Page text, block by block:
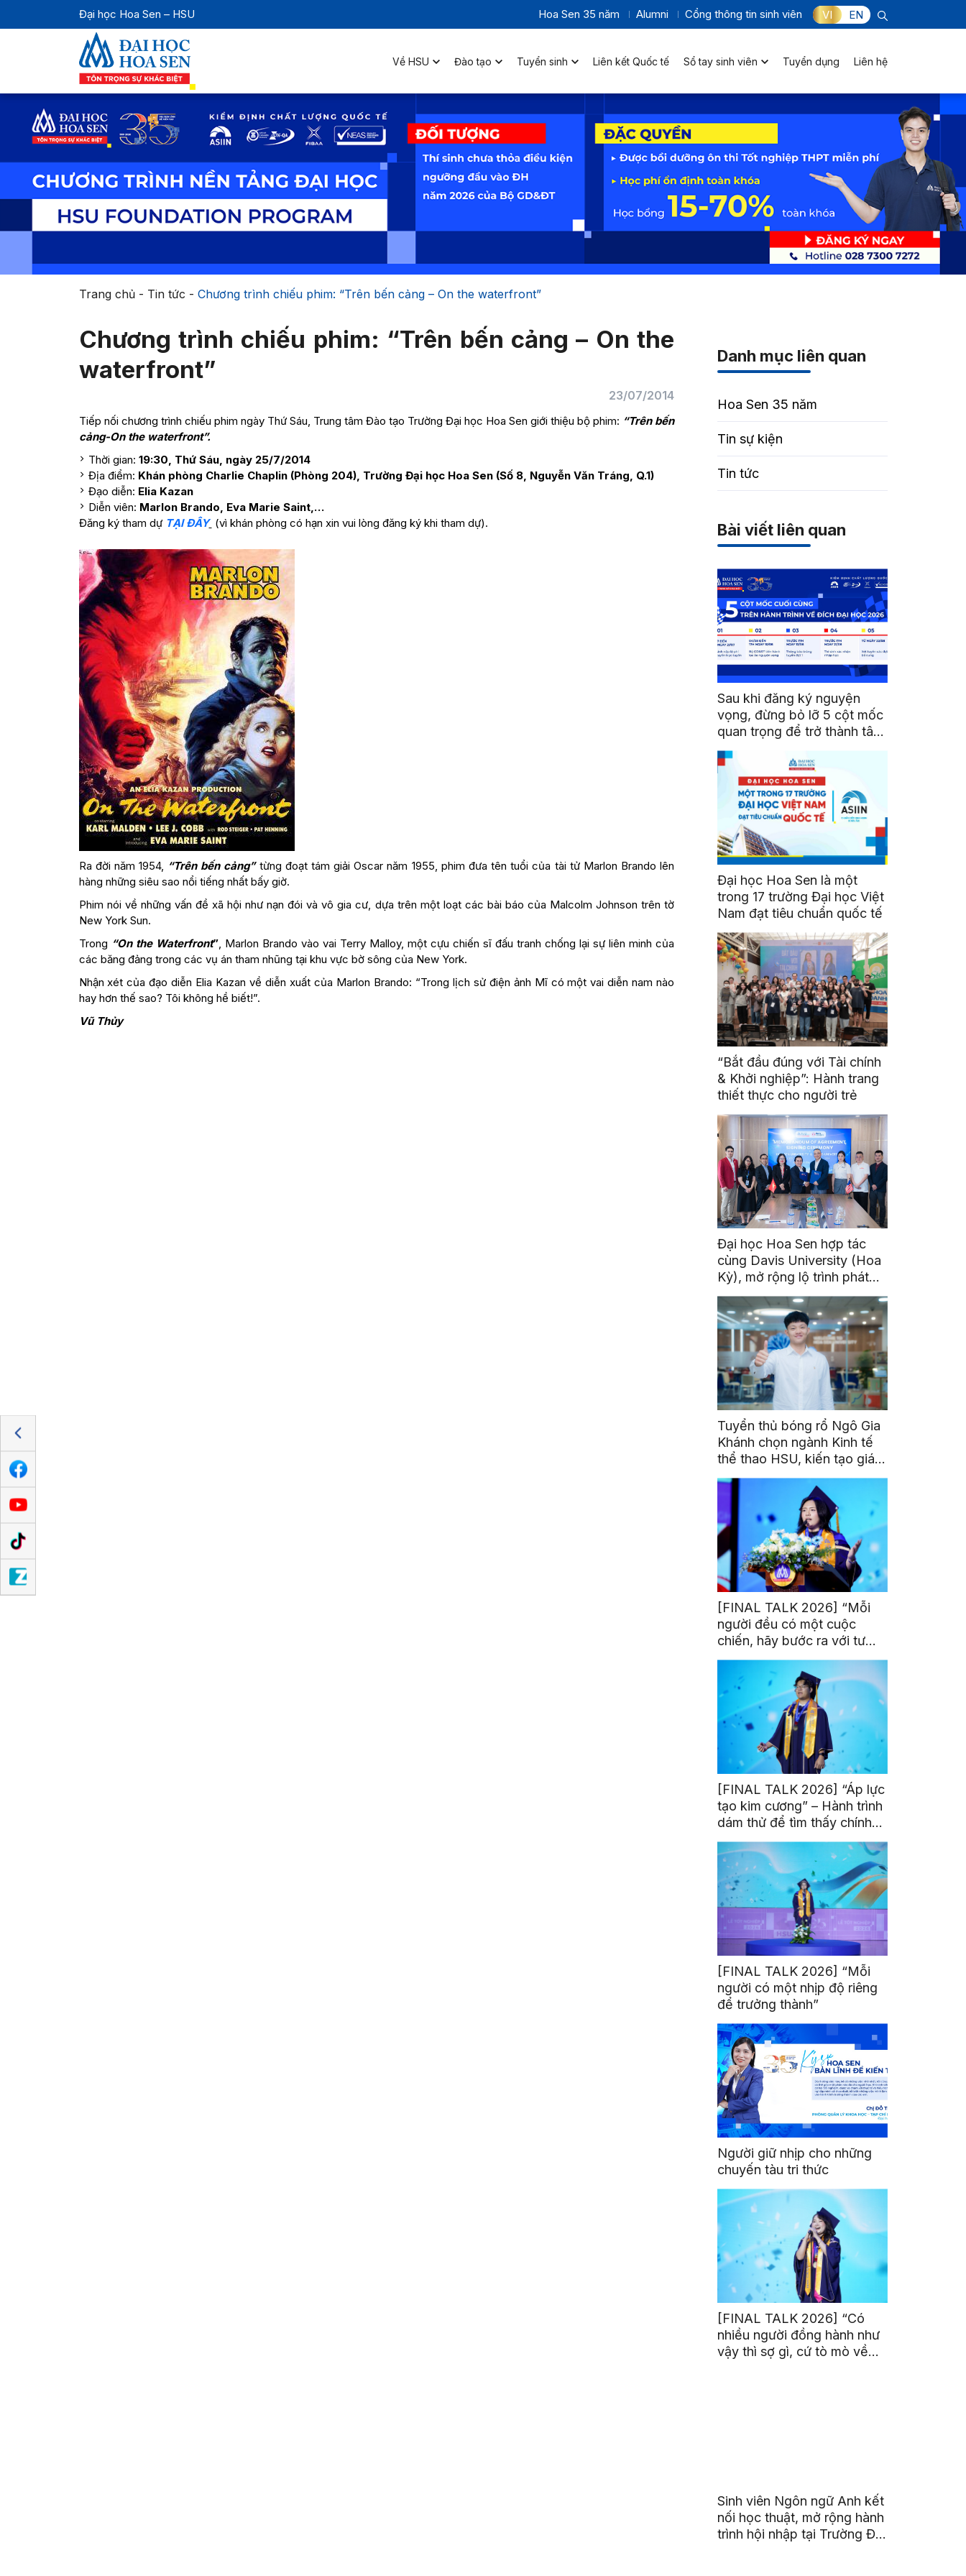
Đại học Hoa Sen – HSU Hoa Sen 35 năm Alumni Cổng thông tin sinh viên VI EN
Về HSU Đào tạo Tuyển sinh Liên kết Quốc tế Sổ tay sinh viên Tuyển dụng Liên hệ
Trang chủ- Tin tức - Chương trình chiếu phim: “Trên bến cảng – On the waterfront”
Chương trình chiếu phim: “Trên bến cảng – On the
waterfront”
23/07/2014
Tiếp nối chương trình chiếu phim ngày Thứ Sáu, Trung tâm Đào tạo Trường Đại học Hoa Sen giới thiệu bộ phim: “Trên bến
cảng-On the waterfront”.
Thời gian: 19:30, Thứ Sáu, ngày 25/7/2014
Địa điểm: Khán phòng Charlie Chaplin (Phòng 204), Trường Đại học Hoa Sen (Số 8, Nguyễn Văn Tráng, Q.1)
Đạo diễn: Elia Kazan
Diễn viên: Marlon Brando, Eva Marie Saint,…
Đăng ký tham dự TẠI ĐÂY (vì khán phòng có hạn xin vui lòng đăng ký khi tham dự).
Ra đời năm 1954, “Trên bến cảng” từng đoạt tám giải Oscar năm 1955, phim đưa tên tuổi của tài tử Marlon Brando lên
hàng những siêu sao nổi tiếng nhất bấy giờ.
Phim nói về những vấn đề xã hội như nạn đói và vô gia cư, dựa trên một loạt các bài báo của Malcolm Johnson trên tờ
New York Sun.
Trong “On the Waterfront”, Marlon Brando vào vai Terry Malloy, một cựu chiến sĩ đấu tranh chống lại sự liên minh của
các băng đảng trong các vụ án tham nhũng tại khu vực bờ sông của New York.
Nhận xét của đạo diễn Elia Kazan về diễn xuất của Marlon Brando: “Trong lịch sử điện ảnh Mĩ có một vai diễn nam nào
hay hơn thế sao? Tôi không hề biết!”.
Vũ Thủy
Danh mục liên quan
Hoa Sen 35 năm
Tin sự kiện
Tin tức
Bài viết liên quan
Sau khi đăng ký nguyện
vọng, đừng bỏ lỡ 5 cột mốc
quan trọng để trở thành tân
sinh viên HSU
Đại học Hoa Sen là một
trong 17 trường Đại học Việt
Nam đạt tiêu chuẩn quốc tế
“Bắt đầu đúng với Tài chính
& Khởi nghiệp”: Hành trang
thiết thực cho người trẻ
Đại học Hoa Sen hợp tác
cùng Davis University (Hoa
Kỳ), mở rộng lộ trình phát
triển toàn cầu cho sinh viên
Tuyển thủ bóng rổ Ngô Gia
Khánh chọn ngành Kinh tế
thể thao HSU, kiến tạo giá
trị từ đam mê thể thao
[FINAL TALK 2026] “Mỗi
người đều có một cuộc
chiến, hãy bước ra với tư
thế của người chiến thắng”
[FINAL TALK 2026] “Áp lực
tạo kim cương” – Hành trình
dám thử để tìm thấy chính
mình
[FINAL TALK 2026] “Mỗi
người có một nhịp độ riêng
để trưởng thành”
Người giữ nhịp cho những
chuyến tàu tri thức
[FINAL TALK 2026] “Có
nhiều người đồng hành như
vậy thì sợ gì, cứ tò mò về
Sinh viên Ngôn ngữ Anh kết
nối học thuật, mở rộng hành
trình hội nhập tại Trường Đại